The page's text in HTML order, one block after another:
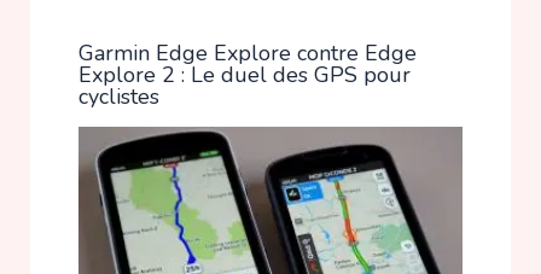
Garmin Edge Explore contre Edge
Explore 2 : Le duel des GPS pour
cyclistes